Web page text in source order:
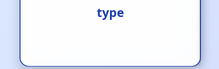
type
[i.]